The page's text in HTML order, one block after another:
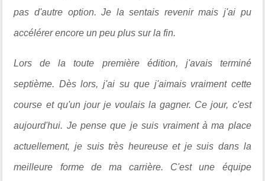
pas d'autre option. Je la sentais revenir mais j'ai pu
accélérer encore un peu plus sur la fin.
Lors de la toute première édition, j'avais terminé
septième. Dès lors, j'ai su que j'aimais vraiment cette
course et qu'un jour je voulais la gagner. Ce jour, c'est
aujourd'hui. Je pense que je suis vraiment à ma place
actuellement, je suis très heureuse et je suis dans la
meilleure forme de ma carrière. C'est une équipe